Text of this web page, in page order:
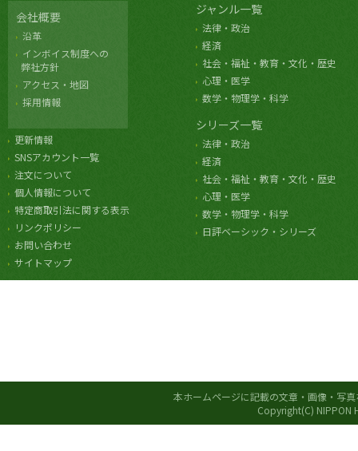
会社概要
沿革
インボイス制度への
弊社方針
アクセス・地図
採用情報
更新情報
SNSアカウント一覧
注文について
個人情報について
特定商取引法に関する表示
リンクポリシー
お問い合わせ
サイトマップ
ジャンル一覧
法律・政治
経済
社会・福祉・教育・文化・歴史
心理・医学
数学・物理学・科学
シリーズ一覧
法律・政治
経済
社会・福祉・教育・文化・歴史
心理・医学
数学・物理学・科学
日評ベーシック・シリーズ
本ホームページに記載の文章・画像・写
Copyright(C) NIPPON